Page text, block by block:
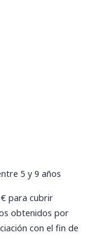
5 y 9 años
para cubrir
obtenidos por
con el fin de